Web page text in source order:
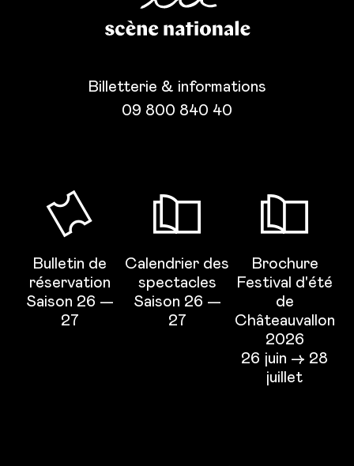
Billetterie & informations
09 800 840 40
Bulletin de
réservation
Saison 26 —
27
Calendrier des
spectacles
Saison 26 —
27
Brochure
Festival d'été
de
Châteauvallon
2026
26 juin → 28
juillet